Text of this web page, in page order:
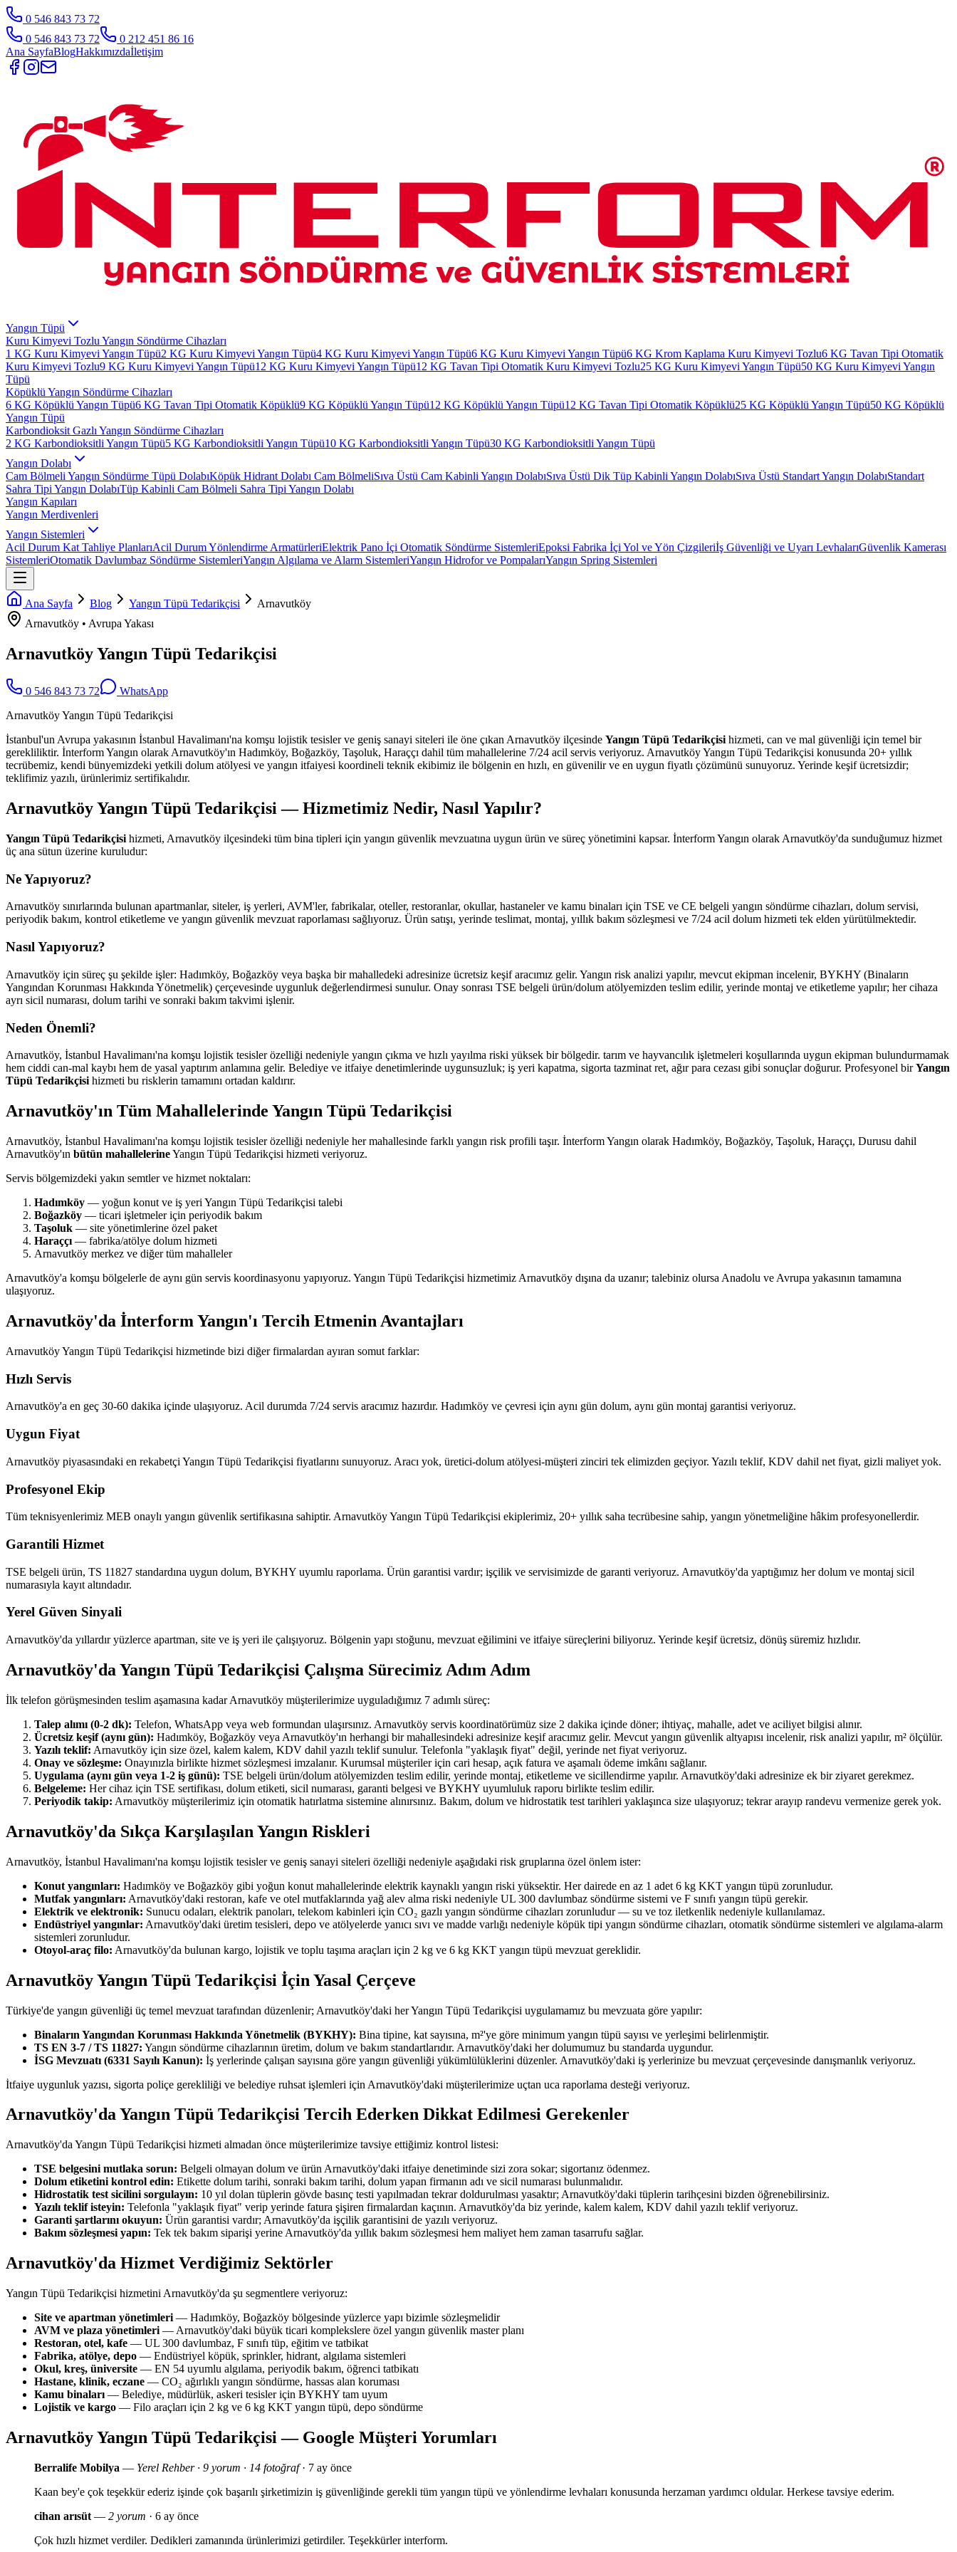
0 546 843 73 72
0 546 843 73 72
0 212 451 86 16
Ana SayfaBlogHakkımızdaİletişim
Yangın Tüpü
Kuru Kimyevi Tozlu Yangın Söndürme Cihazları
1 KG Kuru Kimyevi Yangın Tüpü2 KG Kuru Kimyevi Yangın Tüpü4 KG Kuru Kimyevi Yangın Tüpü6 KG Kuru Kimyevi Yangın Tüpü6 KG Krom Kaplama Kuru Kimyevi Tozlu6 KG Tavan Tipi Otomatik
Kuru Kimyevi Tozlu9 KG Kuru Kimyevi Yangın Tüpü12 KG Kuru Kimyevi Yangın Tüpü12 KG Tavan Tipi Otomatik Kuru Kimyevi Tozlu25 KG Kuru Kimyevi Yangın Tüpü50 KG Kuru Kimyevi Yangın
Tüpü
Köpüklü Yangın Söndürme Cihazları
6 KG Köpüklü Yangın Tüpü6 KG Tavan Tipi Otomatik Köpüklü9 KG Köpüklü Yangın Tüpü12 KG Köpüklü Yangın Tüpü12 KG Tavan Tipi Otomatik Köpüklü25 KG Köpüklü Yangın Tüpü50 KG Köpüklü
Yangın Tüpü
Karbondioksit Gazlı Yangın Söndürme Cihazları
2 KG Karbondioksitli Yangın Tüpü5 KG Karbondioksitli Yangın Tüpü10 KG Karbondioksitli Yangın Tüpü30 KG Karbondioksitli Yangın Tüpü
Yangın Dolabı
Cam Bölmeli Yangın Söndürme Tüpü DolabıKöpük Hidrant Dolabı Cam BölmeliSıva Üstü Cam Kabinli Yangın DolabıSıva Üstü Dik Tüp Kabinli Yangın DolabıSıva Üstü Standart Yangın DolabıStandart
Sahra Tipi Yangın DolabıTüp Kabinli Cam Bölmeli Sahra Tipi Yangın Dolabı
Yangın Kapıları
Yangın Merdivenleri
Yangın Sistemleri
Acil Durum Kat Tahliye PlanlarıAcil Durum Yönlendirme ArmatürleriElektrik Pano İçi Otomatik Söndürme SistemleriEpoksi Fabrika İçi Yol ve Yön Çizgileriİş Güvenliği ve Uyarı LevhalarıGüvenlik Kamerası
SistemleriOtomatik Davlumbaz Söndürme SistemleriYangın Algılama ve Alarm SistemleriYangın Hidrofor ve PompalarıYangın Spring Sistemleri
Ana Sayfa Blog Yangın Tüpü Tedarikçisi
Arnavutköy
Arnavutköy • Avrupa Yakası
Arnavutköy Yangın Tüpü Tedarikçisi
0 546 843 73 72
WhatsApp
Arnavutköy Yangın Tüpü Tedarikçisi
İstanbul'un Avrupa yakasının İstanbul Havalimanı'na komşu lojistik tesisler ve geniş sanayi siteleri ile öne çıkan Arnavutköy ilçesinde Yangın Tüpü Tedarikçisi hizmeti, can ve mal güvenliği için temel bir
gerekliliktir. İnterform Yangın olarak Arnavutköy'ın Hadımköy, Boğazköy, Taşoluk, Haraççı dahil tüm mahallelerine 7/24 acil servis veriyoruz. Arnavutköy Yangın Tüpü Tedarikçisi konusunda 20+ yıllık
tecrübemiz, kendi bünyemizdeki yetkili dolum atölyesi ve yangın itfaiyesi koordineli teknik ekibimiz ile bölgenin en hızlı, en güvenilir ve en uygun fiyatlı çözümünü sunuyoruz. Yerinde keşif ücretsizdir;
teklifimiz yazılı, ürünlerimiz sertifikalıdır.
Arnavutköy Yangın Tüpü Tedarikçisi — Hizmetimiz Nedir, Nasıl Yapılır?
Yangın Tüpü Tedarikçisi hizmeti, Arnavutköy ilçesindeki tüm bina tipleri için yangın güvenlik mevzuatına uygun ürün ve süreç yönetimini kapsar. İnterform Yangın olarak Arnavutköy'da sunduğumuz hizmet
üç ana sütun üzerine kuruludur:
Ne Yapıyoruz?
Arnavutköy sınırlarında bulunan apartmanlar, siteler, iş yerleri, AVM'ler, fabrikalar, oteller, restoranlar, okullar, hastaneler ve kamu binaları için TSE ve CE belgeli yangın söndürme cihazları, dolum servisi,
periyodik bakım, kontrol etiketleme ve yangın güvenlik mevzuat raporlaması sağlıyoruz. Ürün satışı, yerinde teslimat, montaj, yıllık bakım sözleşmesi ve 7/24 acil dolum hizmeti tek elden yürütülmektedir.
Nasıl Yapıyoruz?
Arnavutköy için süreç şu şekilde işler: Hadımköy, Boğazköy veya başka bir mahalledeki adresinize ücretsiz keşif aracımız gelir. Yangın risk analizi yapılır, mevcut ekipman incelenir, BYKHY (Binaların
Yangından Korunması Hakkında Yönetmelik) çerçevesinde uygunluk değerlendirmesi sunulur. Onay sonrası TSE belgeli ürün/dolum atölyemizden teslim edilir, yerinde montaj ve etiketleme yapılır; her cihaza
ayrı sicil numarası, dolum tarihi ve sonraki bakım takvimi işlenir.
Neden Önemli?
Arnavutköy, İstanbul Havalimanı'na komşu lojistik tesisler özelliği nedeniyle yangın çıkma ve hızlı yayılma riski yüksek bir bölgedir. tarım ve hayvancılık işletmeleri koşullarında uygun ekipman bulundurmamak
hem ciddi can-mal kaybı hem de yasal yaptırım anlamına gelir. Belediye ve itfaiye denetimlerinde uygunsuzluk; iş yeri kapatma, sigorta tazminat ret, ağır para cezası gibi sonuçlar doğurur. Profesyonel birYangın
Tüpü Tedarikçisi hizmeti bu risklerin tamamını ortadan kaldırır.
Arnavutköy'ın Tüm Mahallelerinde Yangın Tüpü Tedarikçisi
Arnavutköy, İstanbul Havalimanı'na komşu lojistik tesisler özelliği nedeniyle her mahallesinde farklı yangın risk profili taşır. İnterform Yangın olarak Hadımköy, Boğazköy, Taşoluk, Haraççı, Durusu dahil
Arnavutköy'ın bütün mahallelerineYangın Tüpü Tedarikçisi hizmeti veriyoruz.
Servis bölgemizdeki yakın semtler ve hizmet noktaları:
Hadımköy — yoğun konut ve iş yeri Yangın Tüpü Tedarikçisi talebi
Boğazköy — ticari işletmeler için periyodik bakım
Taşoluk — site yönetimlerine özel paket
Haraççı — fabrika/atölye dolum hizmeti
Arnavutköy merkez ve diğer tüm mahalleler
Arnavutköy'a komşu bölgelerle de aynı gün servis koordinasyonu yapıyoruz. Yangın Tüpü Tedarikçisi hizmetimiz Arnavutköy dışına da uzanır; talebiniz olursa Anadolu ve Avrupa yakasının tamamına
ulaşıyoruz.
Arnavutköy'da İnterform Yangın'ı Tercih Etmenin Avantajları
Arnavutköy Yangın Tüpü Tedarikçisi hizmetinde bizi diğer firmalardan ayıran somut farklar:
Hızlı Servis
Arnavutköy'a en geç 30-60 dakika içinde ulaşıyoruz. Acil durumda 7/24 servis aracımız hazırdır. Hadımköy ve çevresi için aynı gün dolum, aynı gün montaj garantisi veriyoruz.
Uygun Fiyat
Arnavutköy piyasasındaki en rekabetçi Yangın Tüpü Tedarikçisi fiyatlarını sunuyoruz. Aracı yok, üretici-dolum atölyesi-müşteri zinciri tek elimizden geçiyor. Yazılı teklif, KDV dahil net fiyat, gizli maliyet yok.
Profesyonel Ekip
Tüm teknisyenlerimiz MEB onaylı yangın güvenlik sertifikasına sahiptir. Arnavutköy Yangın Tüpü Tedarikçisi ekiplerimiz, 20+ yıllık saha tecrübesine sahip, yangın yönetmeliğine hâkim profesyonellerdir.
Garantili Hizmet
TSE belgeli ürün, TS 11827 standardına uygun dolum, BYKHY uyumlu raporlama. Ürün garantisi vardır; işçilik ve servisimizde de garanti veriyoruz. Arnavutköy'da yaptığımız her dolum ve montaj sicil
numarasıyla kayıt altındadır.
Yerel Güven Sinyali
Arnavutköy'da yıllardır yüzlerce apartman, site ve iş yeri ile çalışıyoruz. Bölgenin yapı stoğunu, mevzuat eğilimini ve itfaiye süreçlerini biliyoruz. Yerinde keşif ücretsiz, dönüş süremiz hızlıdır.
Arnavutköy'da Yangın Tüpü Tedarikçisi Çalışma Sürecimiz Adım Adım
İlk telefon görüşmesinden teslim aşamasına kadar Arnavutköy müşterilerimize uyguladığımız 7 adımlı süreç:
Talep alımı (0-2 dk): Telefon, WhatsApp veya web formundan ulaşırsınız. Arnavutköy servis koordinatörümüz size 2 dakika içinde döner; ihtiyaç, mahalle, adet ve aciliyet bilgisi alınır.
Ücretsiz keşif (aynı gün): Hadımköy, Boğazköy veya Arnavutköy'ın herhangi bir mahallesindeki adresinize keşif aracımız gelir. Mevcut yangın güvenlik altyapısı incelenir, risk analizi yapılır, m² ölçülür.
Yazılı teklif: Arnavutköy için size özel, kalem kalem, KDV dahil yazılı teklif sunulur. Telefonla "yaklaşık fiyat" değil, yerinde net fiyat veriyoruz.
Onay ve sözleşme: Onayınızla birlikte hizmet sözleşmesi imzalanır. Kurumsal müşteriler için cari hesap, açık fatura ve aşamalı ödeme imkânı sağlanır.
Uygulama (aynı gün veya 1-2 iş günü): TSE belgeli ürün/dolum atölyemizden teslim edilir, yerinde montaj, etiketleme ve sicillendirme yapılır. Arnavutköy'daki adresinize ek bir ziyaret gerekmez.
Belgeleme: Her cihaz için TSE sertifikası, dolum etiketi, sicil numarası, garanti belgesi ve BYKHY uyumluluk raporu birlikte teslim edilir.
Periyodik takip: Arnavutköy müşterilerimiz için otomatik hatırlatma sistemine alınırsınız. Bakım, dolum ve hidrostatik test tarihleri yaklaşınca size ulaşıyoruz; tekrar arayıp randevu vermenize gerek yok.
Arnavutköy'da Sıkça Karşılaşılan Yangın Riskleri
Arnavutköy, İstanbul Havalimanı'na komşu lojistik tesisler ve geniş sanayi siteleri özelliği nedeniyle aşağıdaki risk gruplarına özel önlem ister:
Konut yangınları: Hadımköy ve Boğazköy gibi yoğun konut mahallelerinde elektrik kaynaklı yangın riski yüksektir. Her dairede en az 1 adet 6 kg KKT yangın tüpü zorunludur.
Mutfak yangınları: Arnavutköy'daki restoran, kafe ve otel mutfaklarında yağ alev alma riski nedeniyle UL 300 davlumbaz söndürme sistemi ve F sınıfı yangın tüpü gerekir.
Elektrik ve elektronik: Sunucu odaları, elektrik panoları, telekom kabinleri için CO₂ gazlı yangın söndürme cihazları zorunludur — su ve toz iletkenlik nedeniyle kullanılamaz.
Endüstriyel yangınlar: Arnavutköy'daki üretim tesisleri, depo ve atölyelerde yanıcı sıvı ve madde varlığı nedeniyle köpük tipi yangın söndürme cihazları, otomatik söndürme sistemleri ve algılama-alarm
sistemleri zorunludur.
Otoyol-araç filo: Arnavutköy'da bulunan kargo, lojistik ve toplu taşıma araçları için 2 kg ve 6 kg KKT yangın tüpü mevzuat gereklidir.
Arnavutköy Yangın Tüpü Tedarikçisi İçin Yasal Çerçeve
Türkiye'de yangın güvenliği üç temel mevzuat tarafından düzenlenir; Arnavutköy'daki her Yangın Tüpü Tedarikçisi uygulamamız bu mevzuata göre yapılır:
Binaların Yangından Korunması Hakkında Yönetmelik (BYKHY): Bina tipine, kat sayısına, m²'ye göre minimum yangın tüpü sayısı ve yerleşimi belirlenmiştir.
TS EN 3-7 / TS 11827: Yangın söndürme cihazlarının üretim, dolum ve bakım standartlarıdır. Arnavutköy'daki her dolumumuz bu standarda uygundur.
İSG Mevzuatı (6331 Sayılı Kanun): İş yerlerinde çalışan sayısına göre yangın güvenliği yükümlülüklerini düzenler. Arnavutköy'daki iş yerlerinize bu mevzuat çerçevesinde danışmanlık veriyoruz.
İtfaiye uygunluk yazısı, sigorta poliçe gerekliliği ve belediye ruhsat işlemleri için Arnavutköy'daki müşterilerimize uçtan uca raporlama desteği veriyoruz.
Arnavutköy'da Yangın Tüpü Tedarikçisi Tercih Ederken Dikkat Edilmesi Gerekenler
Arnavutköy'da Yangın Tüpü Tedarikçisi hizmeti almadan önce müşterilerimize tavsiye ettiğimiz kontrol listesi:
TSE belgesini mutlaka sorun: Belgeli olmayan dolum ve ürün Arnavutköy'daki itfaiye denetiminde sizi zora sokar; sigortanız ödenmez.
Dolum etiketini kontrol edin: Etikette dolum tarihi, sonraki bakım tarihi, dolum yapan firmanın adı ve sicil numarası bulunmalıdır.
Hidrostatik test sicilini sorgulayın: 10 yıl dolan tüplerin gövde basınç testi yapılmadan tekrar doldurulması yasaktır; Arnavutköy'daki tüplerin tarihçesini bizden öğrenebilirsiniz.
Yazılı teklif isteyin: Telefonla "yaklaşık fiyat" verip yerinde fatura şişiren firmalardan kaçının. Arnavutköy'da biz yerinde, kalem kalem, KDV dahil yazılı teklif veriyoruz.
Garanti şartlarını okuyun: Ürün garantisi vardır; Arnavutköy'da işçilik garantisini de yazılı veriyoruz.
Bakım sözleşmesi yapın: Tek tek bakım siparişi yerine Arnavutköy'da yıllık bakım sözleşmesi hem maliyet hem zaman tasarrufu sağlar.
Arnavutköy'da Hizmet Verdiğimiz Sektörler
Yangın Tüpü Tedarikçisi hizmetini Arnavutköy'da şu segmentlere veriyoruz:
Site ve apartman yönetimleri — Hadımköy, Boğazköy bölgesinde yüzlerce yapı bizimle sözleşmelidir
AVM ve plaza yönetimleri — Arnavutköy'daki büyük ticari komplekslere özel yangın güvenlik master planı
Restoran, otel, kafe — UL 300 davlumbaz, F sınıfı tüp, eğitim ve tatbikat
Fabrika, atölye, depo — Endüstriyel köpük, sprinkler, hidrant, algılama sistemleri
Okul, kreş, üniversite — EN 54 uyumlu algılama, periyodik bakım, öğrenci tatbikatı
Hastane, klinik, eczane — CO₂ ağırlıklı yangın söndürme, hassas alan koruması
Kamu binaları — Belediye, müdürlük, askeri tesisler için BYKHY tam uyum
Lojistik ve kargo — Filo araçları için 2 kg ve 6 kg KKT yangın tüpü, depo söndürme
Arnavutköy Yangın Tüpü Tedarikçisi — Google Müşteri Yorumları
Berralife Mobilya — Yerel Rehber · 9 yorum · 14 fotoğraf· 7 ay önce
Kaan bey'e çok teşekkür ederiz işinde çok başarılı şirketimizin iş güvenliğinde gerekli tüm yangın tüpü ve yönlendirme levhaları konusunda herzaman yardımcı oldular. Herkese tavsiye ederim.
cihan arısüt — 2 yorum · 6 ay önce
Çok hızlı hizmet verdiler. Dedikleri zamanında ürünlerimizi getirdiler. Teşekkürler interform.